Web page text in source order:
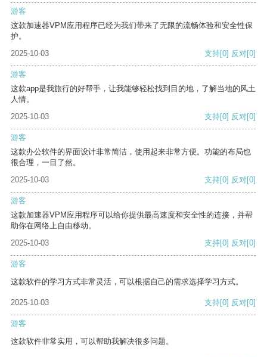
游客
这款加速器VPM应用程序已经为我们带来了无限的流畅体验和安全性保
护。
2025-10-03
支持[0] 反对[0]
游客
这款app是我旅行的好帮手，让我能够轻松找到目的地，了解当地的风土
人情。
2025-10-03
支持[0] 反对[0]
游客
这款办公软件的界面设计非常简洁，使用起来非常方便。功能的布局也
很合理，一目了然。
2025-10-03
支持[0] 反对[0]
游客
这款加速器VPM应用程序可以给你提供最高速度和安全性的连接，并帮
助你在网络上自由移动。
2025-10-03
支持[0] 反对[0]
游客
这款软件的学习方式非常灵活，可以根据自己的需求选择学习方式。
2025-10-03 支持[0] 反对[0]
游客
这款软件非常实用，可以帮助我解决很多问题。